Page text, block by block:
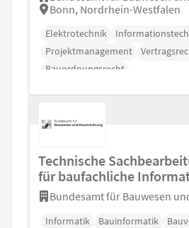
Bonn, Nordrhein-Westfalen
Elektrotechnik
Projektmanagement
Bauordnungsrecht
Technische
für baufachliche
Bundesamt für Bauwesen
Informatik Bauinformatik